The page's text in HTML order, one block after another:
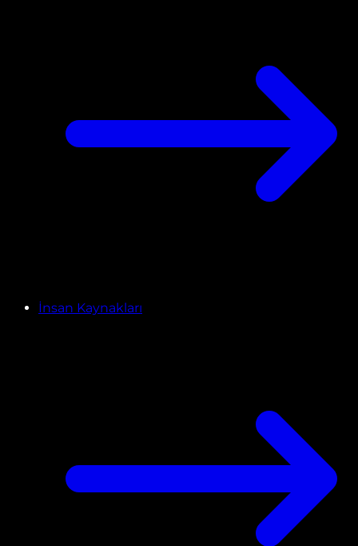
İnsan Kaynakları